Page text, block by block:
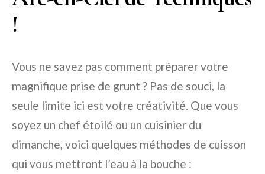
!
Vous ne savez pas comment préparer votre
magnifique prise de grunt ? Pas de souci, la
seule limite ici est votre créativité. Que vous
soyez un chef étoilé ou un cuisinier du
dimanche, voici quelques méthodes de cuisson
qui vous mettront l’eau à la bouche :